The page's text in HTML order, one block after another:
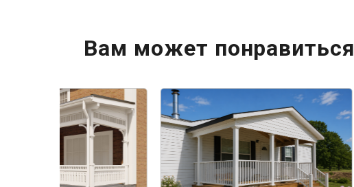
Вам может понравиться